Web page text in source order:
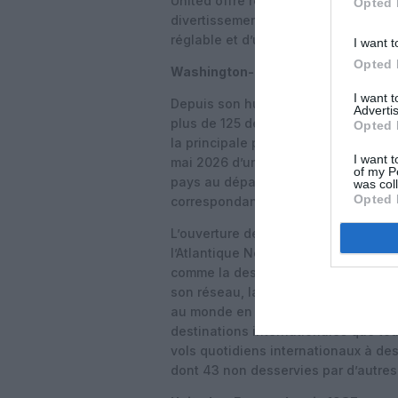
I want
Opted
I want
Opted
I want
of my
was
Opted
divertissement à la demande, la
réglable et d’un écran individuel.
Washington-Dulles, porte d’entrée
Depuis son hub de Washington-
plus de 125 destinations aux États-
la principale porte d’entrée
mai 2026 d’une liaison vers
pays au départ de Dulles,
correspondance depuis Paris ou
L’ouverture de Reykjavik s’inscrit
l’Atlantique Nord, qui comprend
comme la desserte
son réseau, la compagnie met en
au monde en sièges‑kilomètres
destinations internationales que
vols quotidiens internationaux à
dont 43 non desservies par